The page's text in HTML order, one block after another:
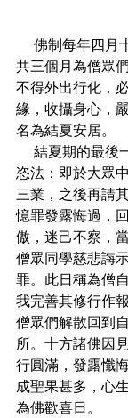
佛制每年四月
共三個月為僧眾
不得外出行化，
緣，收攝身心，
名為結夏安居。
結夏期的最後
恣法：即於大眾
三業，之後再請
憶罪發露悔過，
傲，迷己不察，
僧眾同學慈悲誨
罪。此日稱為僧
我完善其修行作
僧眾們解散回到
所。十方諸佛因
行圓滿，發露懺
成聖果甚多，心
為佛歡喜日。　　​